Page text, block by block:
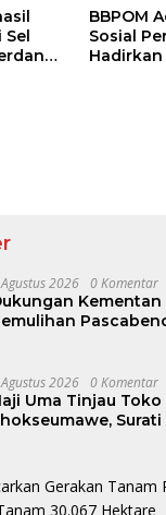
Sel
BBPOM
Sosial
2026 0 Komentar
2026 0 Komentar
Uma Tinjau